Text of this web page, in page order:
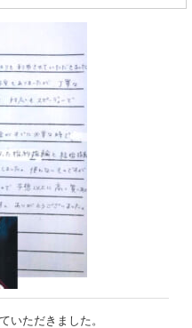
いただきました。